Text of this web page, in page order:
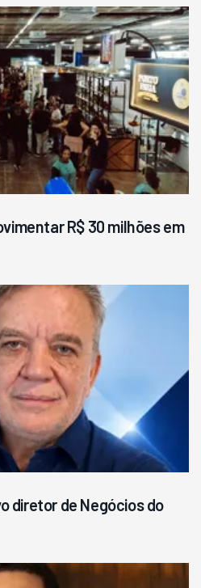
966
R$ 30 milhões em
diretor de Negócios do